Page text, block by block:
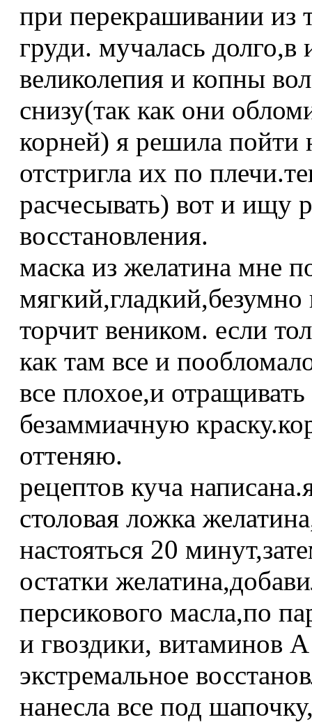
при перекрашивании из
груди. мучалась долго,в
великолепия и копны
снизу(так как они
корней) я решила пойти
отстригла их по
расчесывать) вот и ищу
восстановления.
маска из желатина мне
торчит веником. если
как там все и
все плохое,и
безаммиачную
оттеняю.
рецептов куча
столовая ложка
настояться 20
остатки
персикового масла,по
и гвоздики, витаминов
экстремальное
нанесла все под